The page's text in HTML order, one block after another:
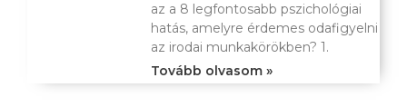
az a 8 legfontosabb pszichológiai
hatás, amelyre érdemes odafigyelni
az irodai munkakörökben? 1.
Tovább olvasom »